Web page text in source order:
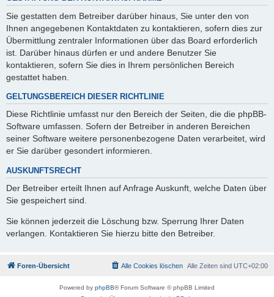
Sie gestatten dem Betreiber darüber hinaus, Sie unter den von
Ihnen angegebenen Kontaktdaten zu kontaktieren, sofern dies zur
Übermittlung zentraler Informationen über das Board erforderlich
ist. Darüber hinaus dürfen er und andere Benutzer Sie
kontaktieren, sofern Sie dies in Ihrem persönlichen Bereich
gestattet haben.
GELTUNGSBEREICH DIESER RICHTLINIE
Diese Richtlinie umfasst nur den Bereich der Seiten, die die phpBB-
Software umfassen. Sofern der Betreiber in anderen Bereichen
seiner Software weitere personenbezogene Daten verarbeitet, wird
er Sie darüber gesondert informieren.
AUSKUNFTSRECHT
Der Betreiber erteilt Ihnen auf Anfrage Auskunft, welche Daten über
Sie gespeichert sind.
Sie können jederzeit die Löschung bzw. Sperrung Ihrer Daten
verlangen. Kontaktieren Sie hierzu bitte den Betreiber.
Foren-Übersicht Alle Zeiten sind UTC+02:00
Alle Cookies löschen
Powered by phpBB® Forum Software © phpBB Limited